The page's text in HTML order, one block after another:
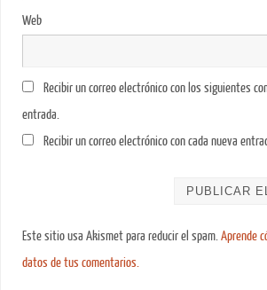
Web
Recibir un correo electrónico con los siguientes
entrada.
Recibir un correo electrónico con cada nueva
Este sitio usa Akismet para reducir el spam.Aprende
datos de tus comentarios.